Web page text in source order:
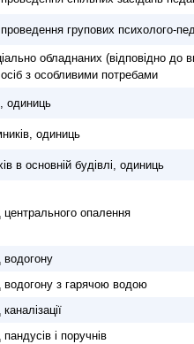
групових психолого-
обладнаних (відповідно до
з особливими потребами
одиниць
одиниць
в основній будівлі, одиниць
центрального опалення
водогону
водогону з гарячою водою
і поручнів